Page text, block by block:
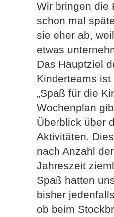
Wir bringen die
schon mal
sie eher ab,
etwas
Das Hauptziel
Kinderteams ist
„Spaß für die
Wochenplan
Überblick über
Aktivitäten.
nach Anzahl
Jahreszeit
Spaß hatten
bisher
ob beim